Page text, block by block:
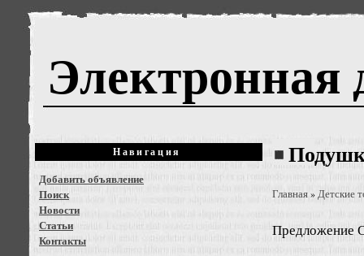
Электронная
Навигация
Добавить объявление
Поиск
Новости
Статьи
Контакты
Главная»Детские
Предложение